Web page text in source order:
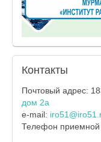
Контакты
Почтовый адрес:
дом 2а
e-mail:
Телефон